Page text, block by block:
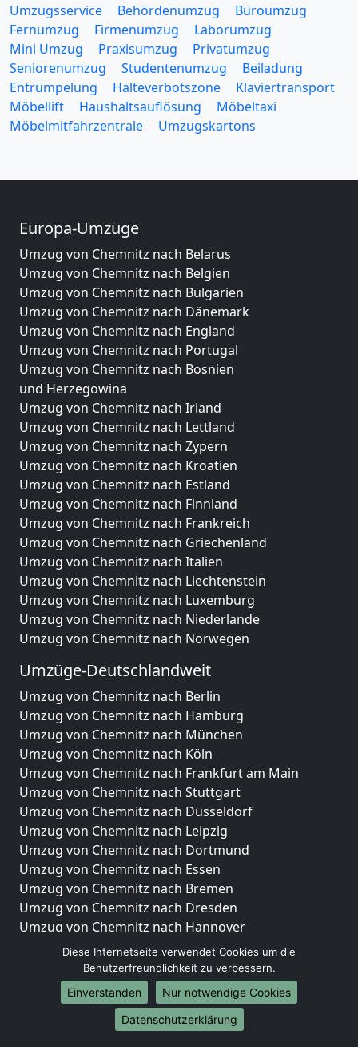
Umzugsservice Behördenumzug
Büroumzug
Fernumzug
Firmenumzug
Laborumzug
Mini Umzug
Praxisumzug
Privatumzug
Seniorenumzug
Studentenumzug
Beiladung
Entrümpelung
Halteverbotszone
Klaviertransport
Möbellift
Haushaltsauflösung
Möbeltaxi
Möbelmitfahrzentrale
Umzugskartons
Europa-Umzüge
Umzug von Chemnitz nach Belarus
Umzug von Chemnitz nach Belgien
Umzug von Chemnitz nach Bulgarien
Umzug von Chemnitz nach Dänemark
Umzug von Chemnitz nach England
Umzug von Chemnitz nach Portugal
Umzug von Chemnitz nach Bosnien
und Herzegowina
Umzug von Chemnitz nach Irland
Umzug von Chemnitz nach Lettland
Umzug von Chemnitz nach Zypern
Umzug von Chemnitz nach Kroatien
Umzug von Chemnitz nach Estland
Umzug von Chemnitz nach Finnland
Umzug von Chemnitz nach Frankreich
Umzug von Chemnitz nach Griechenland
Umzug von Chemnitz nach Italien
Umzug von Chemnitz nach Liechtenstein
Umzug von Chemnitz nach Luxemburg
Umzug von Chemnitz nach Niederlande
Umzug von Chemnitz nach Norwegen
Umzüge-Deutschlandweit
Umzug von Chemnitz nach Berlin
Umzug von Chemnitz nach Hamburg
Umzug von Chemnitz nach München
Umzug von Chemnitz nach Köln
Umzug von Chemnitz nach Frankfurt am Main
Umzug von Chemnitz nach Stuttgart
Umzug von Chemnitz nach Düsseldorf
Umzug von Chemnitz nach Leipzig
Umzug von Chemnitz nach Dortmund
Umzug von Chemnitz nach Essen
Umzug von Chemnitz nach Bremen
Umzug von Chemnitz nach Dresden
Umzug von Chemnitz nach Hannover
Umzug von Chemnitz nach Nürnberg
Umzug von Chemnitz nach Duisburg
Umzug von Chemnitz nach Bochum
Umzug von Chemnitz nach Wuppertal
Umzug von Chemnitz nach Bielefeld
Diese Internetseite verwendet Cookies um die
Benutzerfreundlichkeit zu verbessern.
Einverstanden
Nur notwendige Cookies
Datenschutzerklärung